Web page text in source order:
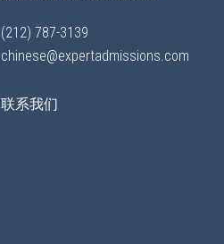
(212) 787-3139
chinese@expertadmissions.com
联系我们